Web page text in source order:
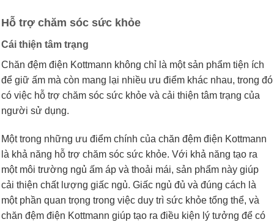
Hỗ trợ chăm sóc sức khỏe
Cái thiện tâm trạng
Chăn đệm điện Kottmann không chỉ là một sản phẩm tiện ích
để giữ ấm mà còn mang lại nhiều ưu điểm khác nhau, trong đó
có việc hỗ trợ chăm sóc sức khỏe và cải thiện tâm trạng của
người sử dụng.
Một trong những ưu điểm chính của chăn đệm điện Kottmann
là khả năng hỗ trợ chăm sóc sức khỏe. Với khả năng tạo ra
một môi trường ngủ ấm áp và thoải mái, sản phẩm này giúp
cải thiện chất lượng giấc ngủ. Giấc ngủ đủ và đúng cách là
một phần quan trọng trong việc duy trì sức khỏe tổng thể, và
chăn đệm điện Kottmann giúp tạo ra điều kiện lý tưởng để có